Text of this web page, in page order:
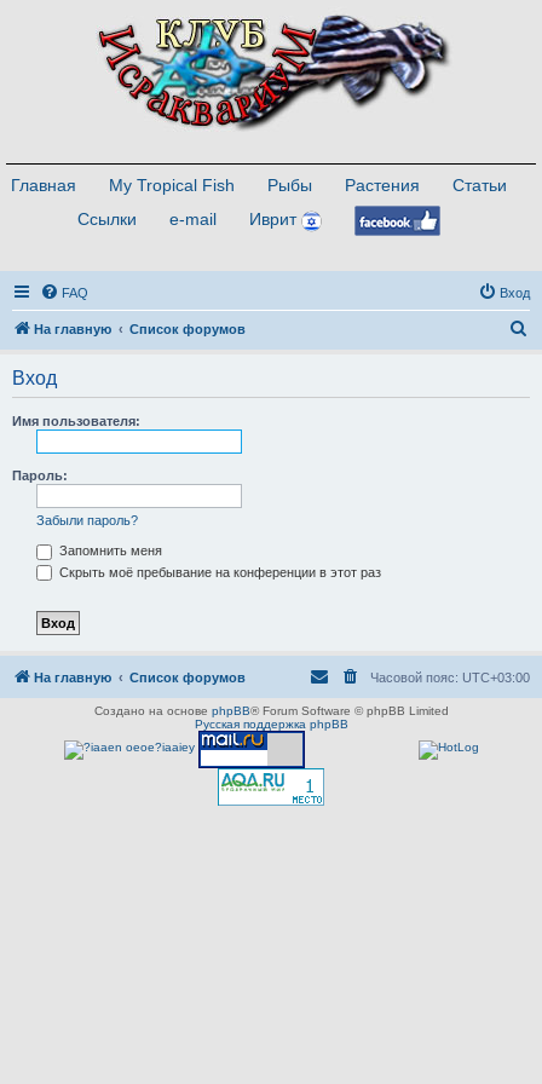
Главная My Tropical Fish Рыбы Растения
Статьи
Ссылки
e-mail Иврит
FAQ Вход
На главную Список форумов
Вход
Имя пользователя:
Пароль:
Забыли пароль?
Запомнить меня
Скрыть моё пребывание на конференции в этот раз
На главную Список форумов Часовой пояс: UTC+03:00
Создано на основе phpBB® Forum Software © phpBB Limited
Русская поддержка phpBB